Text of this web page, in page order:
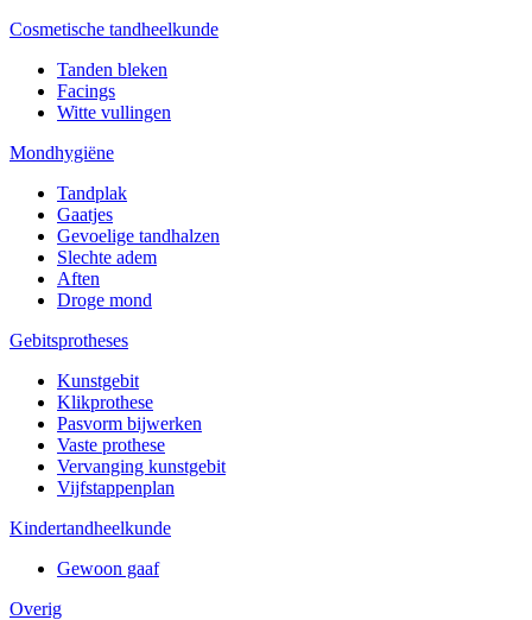
Cosmetische tandheelkunde
Tanden bleken
Facings
Witte vullingen
Mondhygiëne
Tandplak
Gaatjes
Gevoelige tandhalzen
Slechte adem
Aften
Droge mond
Gebitsprotheses
Kunstgebit
Klikprothese
Pasvorm bijwerken
Vaste prothese
Vervanging kunstgebit
Vijfstappenplan
Kindertandheelkunde
Gewoon gaaf
Overig